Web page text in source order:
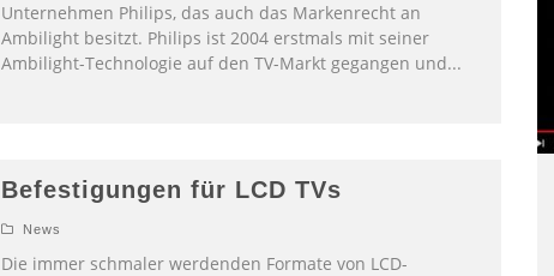
Unternehmen Philips, das auch das Markenrecht an
Ambilight besitzt. Philips ist 2004 erstmals mit seiner
Ambilight-Technologie auf den TV-Markt gegangen und...
Befestigungen für LCD TVs
News
Die immer schmaler werdenden Formate von LCD-